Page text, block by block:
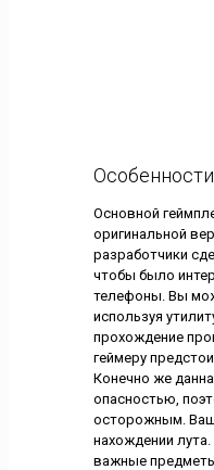
Основной
оригинальной
разработчики
чтобы было
телефоны. Вы
используя
прохождение
геймеру
Конечно же
опасностью,
осторожным.
нахождении
важные